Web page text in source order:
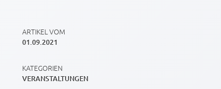
ARTIKEL VOM
01.09.2021
KATEGORIEN
VERANSTALTUNGEN